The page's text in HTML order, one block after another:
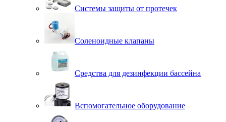
Системы защиты от протечек
Соленоидные клапаны
Средства для дезинфекции бассейна
Вспомогательное оборудование